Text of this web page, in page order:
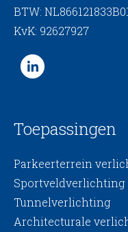
BTW: NL866121833B01
KvK: 92627927
Toepassingen
Parkeerterrein
Sportveldverlichting
Tunnelverlichting
Architecturale